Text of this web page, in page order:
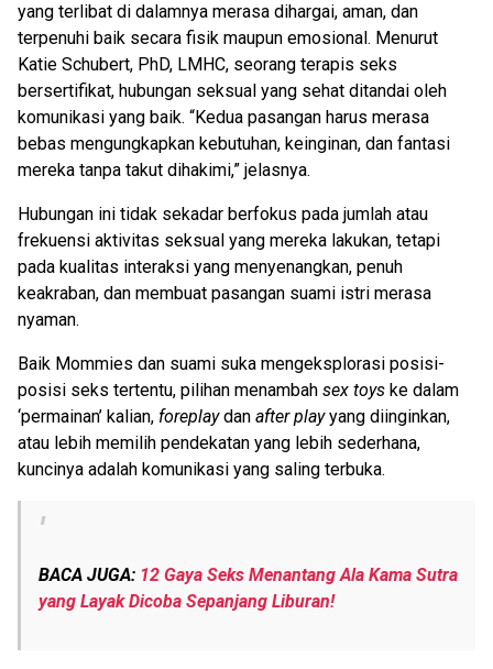
yang terlibat di dalamnya merasa dihargai, aman, dan
terpenuhi baik secara fisik maupun emosional. Menurut
Katie Schubert, PhD, LMHC, seorang terapis seks
bersertifikat, hubungan seksual yang sehat ditandai oleh
komunikasi yang baik. “Kedua pasangan harus merasa
bebas mengungkapkan kebutuhan, keinginan, dan fantasi
mereka tanpa takut dihakimi,” jelasnya.
Hubungan ini tidak sekadar berfokus pada jumlah atau
frekuensi aktivitas seksual yang mereka lakukan, tetapi
pada kualitas interaksi yang menyenangkan, penuh
keakraban, dan membuat pasangan suami istri merasa
nyaman.
Baik Mommies dan suami suka mengeksplorasi posisi-
posisi seks tertentu, pilihan menambah sex toys ke dalam
‘permainan’ kalian, foreplaydan after play yang diinginkan,
atau lebih memilih pendekatan yang lebih sederhana,
kuncinya adalah komunikasi yang saling terbuka.
BACA JUGA: 12 Gaya Seks Menantang Ala Kama Sutra
yang Layak Dicoba Sepanjang Liburan!